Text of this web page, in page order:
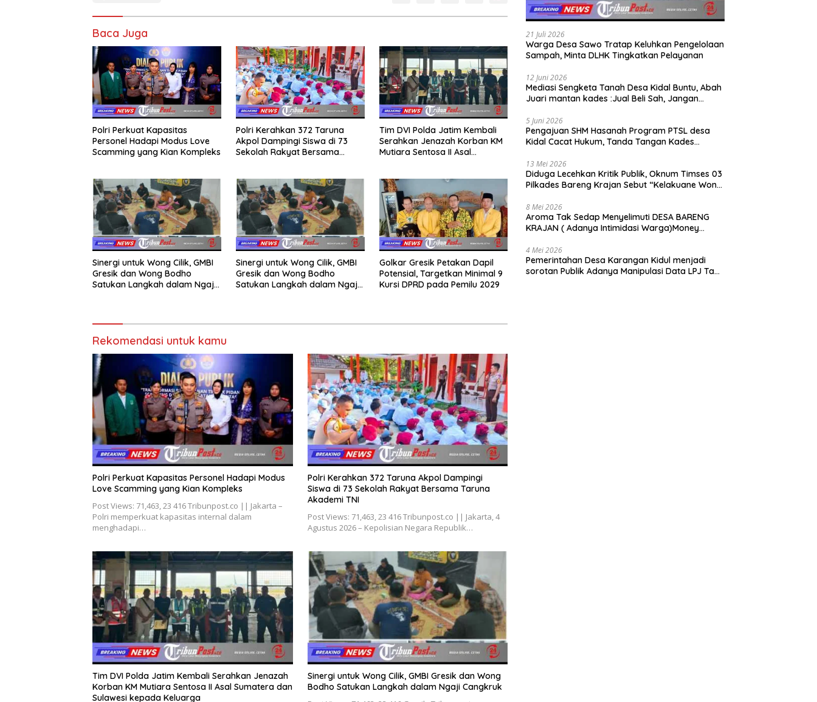
Baca Juga
Polri Perkuat Kapasitas
Personel Hadapi Modus Love
Scamming yang Kian Kompleks
Polri Kerahkan 372 Taruna
Akpol Dampingi Siswa di 73
Sekolah Rakyat Bersama
Tim DVI Polda Jatim Kembali
Serahkan Jenazah Korban KM
Mutiara Sentosa II Asal
Sinergi untuk Wong Cilik, GMBI
Gresik dan Wong Bodho
Satukan Langkah dalam Ngaji
Sinergi untuk Wong Cilik, GMBI
Gresik dan Wong Bodho
Satukan Langkah dalam Ngaji
Golkar Gresik Petakan Dapil
Potensial, Targetkan Minimal 9
Kursi DPRD pada Pemilu 2029
Rekomendasi untuk kamu
Polri Perkuat Kapasitas Personel Hadapi Modus
Love Scamming yang Kian Kompleks
Post Views: 71,463, 23 416 Tribunpost.co || Jakarta –
Polri memperkuat kapasitas internal dalam
menghadapi…
Polri Kerahkan 372 Taruna Akpol Dampingi
Siswa di 73 Sekolah Rakyat Bersama Taruna
Akademi TNI
Post Views: 71,463, 23 416 Tribunpost.co || Jakarta, 4
Agustus 2026 – Kepolisian Negara Republik…
Tim DVI Polda Jatim Kembali Serahkan Jenazah
Korban KM Mutiara Sentosa II Asal Sumatera dan
Sulawesi kepada Keluarga
Sinergi untuk Wong Cilik, GMBI Gresik dan Wong
Bodho Satukan Langkah dalam Ngaji Cangkruk
21 Juli 2026
Warga Desa Sawo Tratap Keluhkan Pengelolaan
Sampah, Minta DLHK Tingkatkan Pelayanan
12 Juni 2026
Mediasi Sengketa Tanah Desa Kidal Buntu, Abah
Juari mantan kades :Jual Beli Sah, Jangan
Membatalkan Hak Warga.
5 Juni 2026
Pengajuan SHM Hasanah Program PTSL desa
Kidal Cacat Hukum, Tanda Tangan Kades
13 Mei 2026
Diduga Lecehkan Kritik Publik, Oknum Timses 03
Pilkades Bareng Krajan Sebut “Kelakuane Wong
8 Mei 2026
Aroma Tak Sedap Menyelimuti DESA BARENG
KRAJAN ( Adanya Intimidasi Warga)Money
4 Mei 2026
Pemerintahan Desa Karangan Kidul menjadi
sorotan Publik Adanya Manipulasi Data LPJ Ta